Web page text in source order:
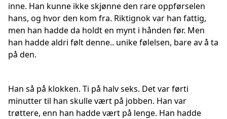
inne. Han kunne ikke skjønne den rare oppførselen
hans, og hvor den kom fra. Riktignok var han fattig,
men han hadde da holdt en mynt i hånden før. Men
han hadde aldri følt denne.. unike følelsen, bare av å ta
på den.
Han så på klokken. Ti på halv seks. Det var førti
minutter til han skulle vært på jobben. Han var
trøttere, enn han hadde vært på lenge. Han hadde